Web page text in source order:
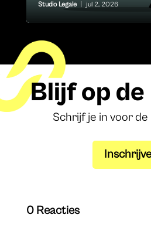
Studio Legale jul 2, 2026
Blijf op
Schrijf je in voor
0 Reacties